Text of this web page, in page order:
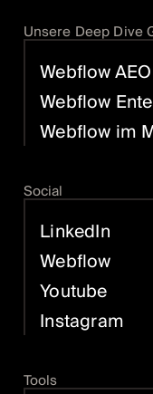
Unsere Deep Dive
Webflow
Webflow
Webflow im
Social
LinkedIn
Webflow
Youtube
Instagram
Tools